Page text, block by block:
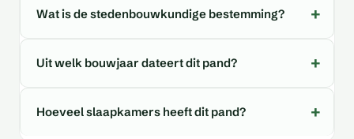
Wat is de stedenbouwkundige bestemming?
Uit welk bouwjaar dateert dit pand?
Hoeveel slaapkamers heeft dit pand?